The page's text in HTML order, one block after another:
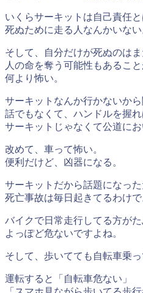
いくらサーキットは自己責任と
死ぬために走る人なんかいない
そして、自分だけが死ぬのは
人の命を奪う可能性もあるこ
何より怖い。
サーキットなんか行かないか
話でもなくて、ハンドルを握れ
サーキットじゃなくて公道にお
改めて、車って怖い。
便利だけど、凶器になる。
サーキットだから話題になった
死亡事故は毎日起きてるわけで
バイクで日常走行してる方が
よっぽど危ないですよね。
そして、歩いてても自転車乗っ
運転すると「自転車危ない」